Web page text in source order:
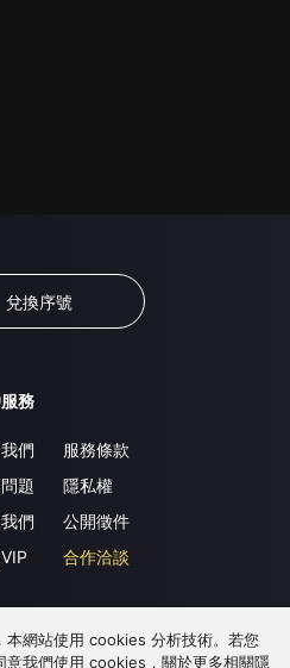
兌換序號
務
們
題
們
服務條款
隱私權
公開徵件
合作洽談
本網站使用 cookies 分析技術。若您
意我們使用 cookies，關於更多相關隱